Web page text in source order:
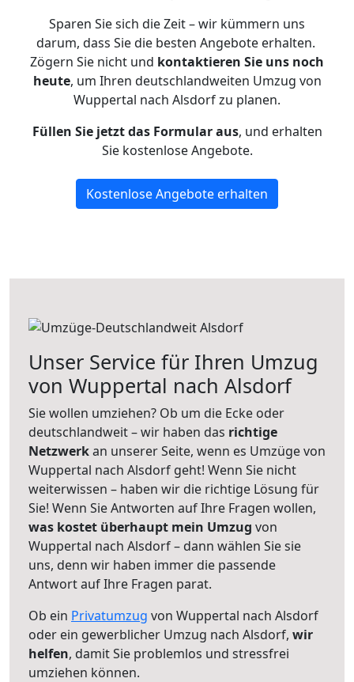
Sparen Sie sich die Zeit – wir kümmern uns
darum, dass Sie die besten Angebote erhalten.
Zögern Sie nicht und kontaktieren Sie uns noch
heute, um Ihren deutschlandweiten Umzug von
Wuppertal nach Alsdorf zu planen.
Füllen Sie jetzt das Formular aus, und erhalten
Sie kostenlose Angebote.
Kostenlose Angebote erhalten
Unser Service für Ihren Umzug
von Wuppertal nach Alsdorf
Sie wollen umziehen? Ob um die Ecke oder
deutschlandweit – wir haben das richtige
Netzwerkan unserer Seite, wenn es Umzüge von
Wuppertal nach Alsdorf geht! Wenn Sie nicht
weiterwissen – haben wir die richtige Lösung für
Sie! Wenn Sie Antworten auf Ihre Fragen wollen,
was kostet überhaupt mein Umzug von
Wuppertal nach Alsdorf – dann wählen Sie sie
uns, denn wir haben immer die passende
Antwort auf Ihre Fragen parat.
Ob ein Privatumzug von Wuppertal nach Alsdorf
oder ein gewerblicher Umzug nach Alsdorf, wir
helfen, damit Sie problemlos und stressfrei
umziehen können.